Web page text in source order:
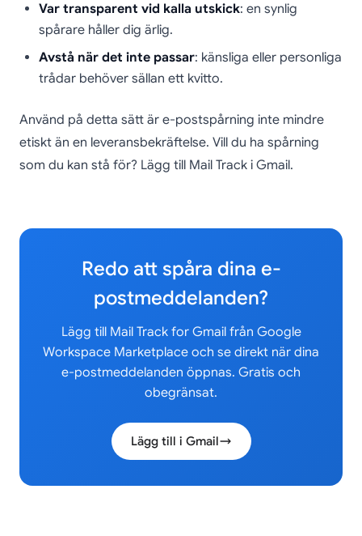
Var transparent vid kalla utskick: en synlig
spårare håller dig ärlig.
Avstå när det inte passar: känsliga eller personliga
trådar behöver sällan ett kvitto.
Använd på detta sätt är e-postspårning inte mindre
etiskt än en leveransbekräftelse. Vill du ha spårning
som du kan stå för? Lägg till Mail Track i Gmail.
Redo att spåra dina e-
postmeddelanden?
Lägg till Mail Track for Gmail från Google
Workspace Marketplace och se direkt när dina
e-postmeddelanden öppnas. Gratis och
obegränsat.
Lägg till i Gmail